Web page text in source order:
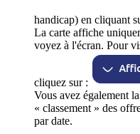
handicap) en cliquant
La carte affiche
voyez à l'écran. Pour
cliquez sur :
Vous avez également
« classement » des
par date.